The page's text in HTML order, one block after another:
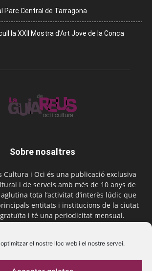
el nostre lloc web i el nostre servei.
Parc Central de Tarragona
la XXII Mostra d’Art Jove de la Conca
Sobre nosaltres
Cultura i Oci és una publicació exclusiva
i de serveis amb més de 10 anys de
tota l’activitat d’interès lúdic que
entitats i institucions de la ciutat
gratuïta i té una periodicitat mensual.